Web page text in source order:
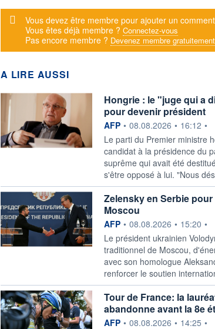
Message d'alerte
Vous devez être membre pour ajouter un
Vous êtes déjà membre ? Connectez-vous
Pas encore membre ? Devenez membre gratuitement
A LIRE AUSSI
Hongrie : le "juge qui a
pour devenir président
information fournie par
AFP • 08.08.2026 • 16:12 •
Le parti du Premier ministre
candidat à la présidence du
suprême qui avait été
s'être opposé à lui. "Nous
Zelensky en Serbie
Moscou
information fournie par
AFP • 08.08.2026 • 15:20 •
Le président ukrainien
traditionnel de Moscou,
avec son homologue
renforcer le soutien
Tour de France: la
abandonne avant la 8e
information fournie par
AFP • 08.08.2026 • 14:25 •